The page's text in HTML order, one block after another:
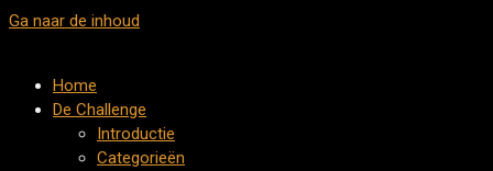
Ga naar de inhoud
Home
De Challenge
Introductie
Categorieën